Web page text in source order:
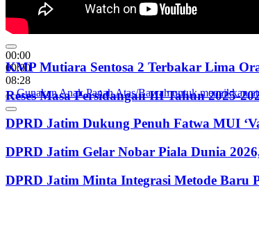
00:00
00:00
08:28
Gunakan Anak Panah Atas/Bawah untuk menaikkan
KMP Mutiara Sentosa 2 Terbakar Lima
Reses Masa Persidangan III Tahun 2025-
DPRD Jatim Dukung Penuh Fatwa MUI
DPRD Jatim Gelar Nobar Piala Dunia
DPRD Jatim Minta Integrasi Metode